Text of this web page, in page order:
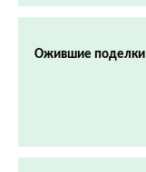
Ожившие поделки